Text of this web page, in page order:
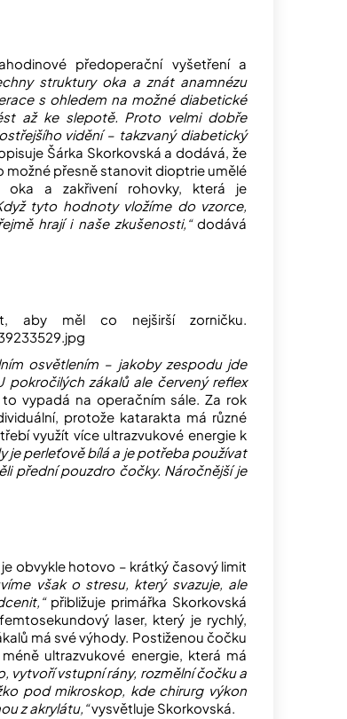
předoperační vyšetření a
struktury oka a znát anamnézu
s ohledem na možné diabetické
až ke slepotě. Proto velmi dobře
vidění – takzvaný diabetický
Šárka Skorkovská a dodává, že
možné přesně stanovit dioptrie umělé
oka a zakřivení rohovky, která je
tyto hodnoty vložíme do vzorce,
hrají i naše zkušenosti,“dodává
aby měl co nejširší zorničku.
osvětlením – jakoby zespodu jde
zákalů ale červený reflex
to vypadá na operačním sále. Za rok
protože katarakta má různé
využít více ultrazvukové energie k
je perleťově bílá a je potřeba používat
přední pouzdro čočky. Náročnější je
obvykle hotovo – krátký časový limit
však o stresu, který svazuje, ale
přibližuje primářka Skorkovská
laser, který je rychlý,
má své výhody. Postiženou čočku
ultrazvukové energie, která má
vytvoří vstupní rány, rozmělní čočku a
pod mikroskop, kde chirurg výkon
z akrylátu,“vysvětluje Skorkovská.